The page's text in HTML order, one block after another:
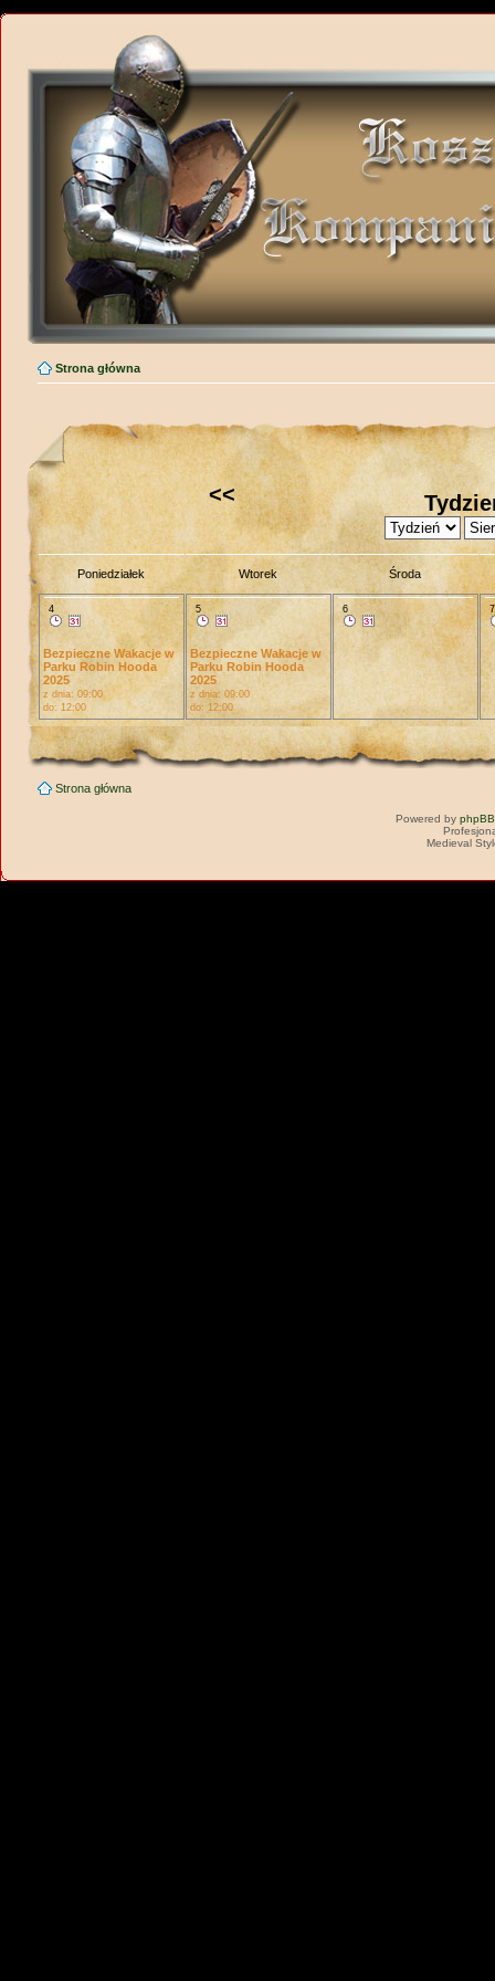
Strona główna
<<
Poniedziałek Wtorek Środa
4
Bezpieczne Wakacje w
Parku Robin Hooda
2025
z dnia: 09:00
do: 12:00
5
Bezpieczne Wakacje w
Parku Robin Hooda
2025
z dnia: 09:00
do: 12:00
6 7
Strona główna
Powered by phpBB
Medieval